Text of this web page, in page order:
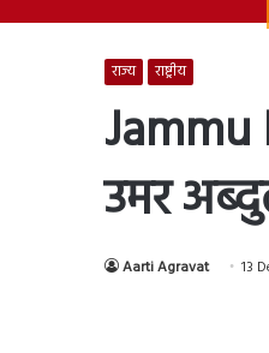
राज्य राष्ट्रीय
Jammu
उमर
Aarti Agravat 13